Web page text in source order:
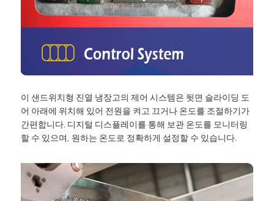
이 샌드위치형 진열 냉장고의 제어 시스템은 뒷면 슬라이딩 도
어 아래에 위치해 있어 전원을 켜고 끄거나 온도를 조절하기가
간편합니다. 디지털 디스플레이를 통해 보관 온도를 모니터링
할 수 있으며, 원하는 온도로 정확하게 설정할 수 있습니다.